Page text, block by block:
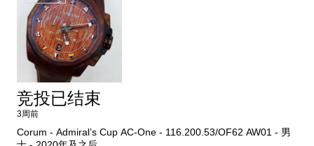
竞投已结束
3周前
Corum - Admiral’s Cup AC-One - 116.200.53/OF62 AW01 - 男